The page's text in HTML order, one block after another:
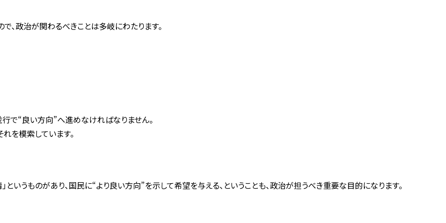
、政治が関わるべきことは多岐にわたります。
行で“良い方向”へ進めなければなりません。
を模索しています。
いうものがあり、国民に“より良い方向”を示して希望を与える、ということも、政治が担うべき重要な目的になります。